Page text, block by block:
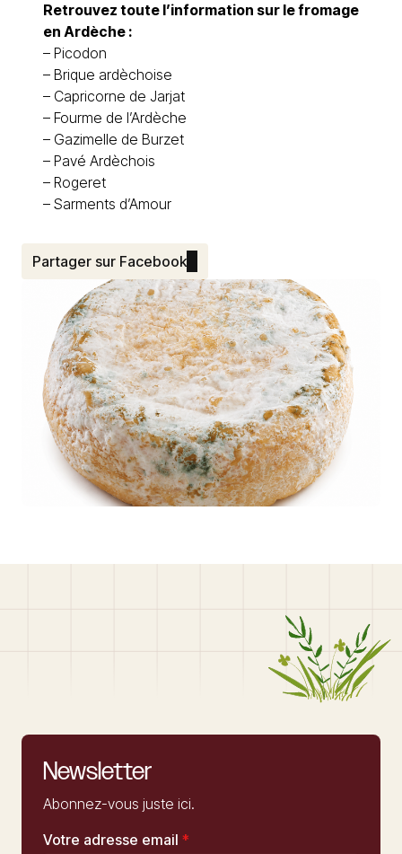
Retrouvez toute l’information sur lefromage
en Ardèche :
– Picodon
– Brique ardèchoise
– Capricorne de Jarjat
– Fourme de l’Ardèche
– Gazimelle de Burzet
– Pavé Ardèchois
– Rogeret
– Sarments d’Amour
Partager sur Facebook
Newsletter
Abonnez-vous juste ici.
Votre adresse email *